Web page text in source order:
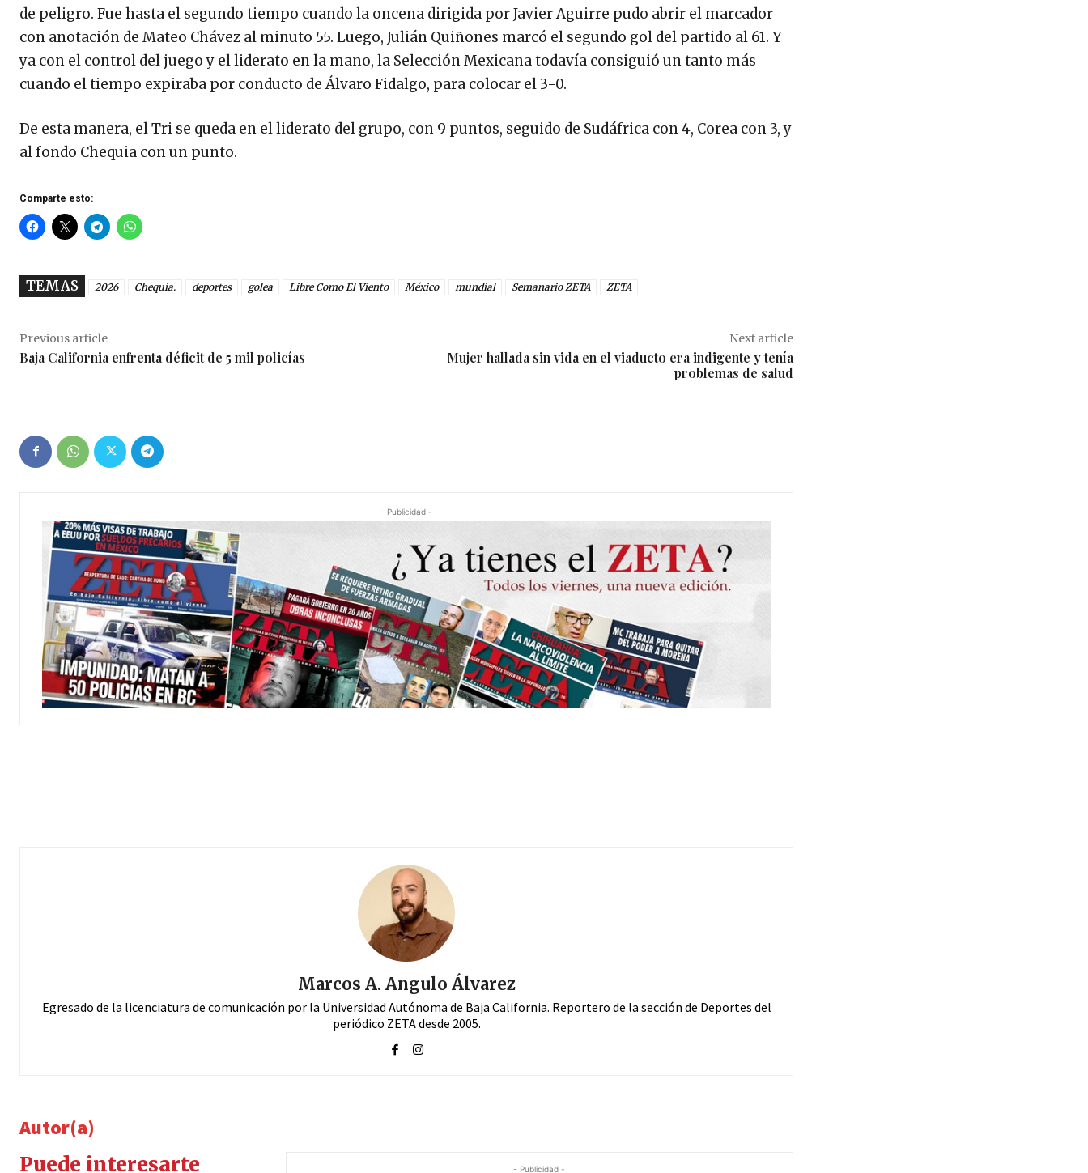
de peligro. Fue hasta el segundo tiempo cuando la oncena dirigida por Javier Aguirre pudo abrir el marcador
con anotación de Mateo Chávez al minuto 55. Luego, Julián Quiñones marcó el segundo gol del partido al 61. Y
ya con el control del juego y el liderato en la mano, la Selección Mexicana todavía consiguió un tanto más
cuando el tiempo expiraba por conducto de Álvaro Fidalgo, para colocar el 3-0.
De esta manera, el Tri se queda en el liderato del grupo, con 9 puntos, seguido de Sudáfrica con 4, Corea con 3, y
al fondo Chequia con un punto.
Comparte esto:
TEMAS 2026 Chequia. deportes golea Libre Como El Viento México mundial Semanario ZETA ZETA
Previous article
Baja California enfrenta déficit de 5 mil policías
Next article
Mujer hallada sin vida en el viaducto era indigente y tenía
problemas de salud
- Publicidad -
Marcos A. Angulo Álvarez
Egresado de la licenciatura de comunicación por la Universidad Autónoma de Baja California. Reportero de la sección de Deportes del
periódico ZETA desde 2005.
Autor(a)
Puede interesarte
- Publicidad -